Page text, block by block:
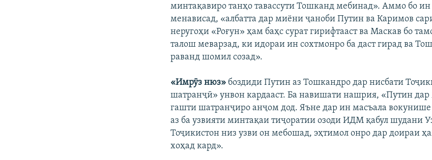
минтақавиро танҳо тавассути Тошканд мебинад». Аммо бо
менависад, «албатта дар миёни ҷаноби Путин ва Каримов
неругоҳи «Роғун» ҳам баҳс сурат гирифтааст ва Маскав бо
талош меварзад, ки идораи ин сохтмонро ба даст гирад ва
раванд шомил созад».
«Имрӯз нюз» боздиди Путин аз Тошкандро дар нисбати
шатранҷӣ» унвон кардааст. Ба навишати нашрия, «Путин дар
гашти шатранҷиро анҷом дод. Яъне дар ин масъала вокунише
аз ба узвияти минтақаи тиҷоратии озоди ИДМ қабул шудани
Тоҷикистон низ узви он мебошад, эҳтимол онро дар доираи
хоҳад кард».